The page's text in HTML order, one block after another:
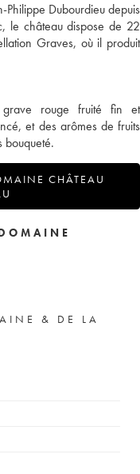
Dubourdieu depuis
le château dispose de 22
Graves, où il produit
grave rouge fruité fin et
et des arômes de fruits
bouqueté.
CHÂTEAU
& DE LA